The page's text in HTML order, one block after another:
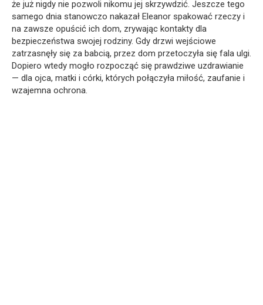
że już nigdy nie pozwoli nikomu jej skrzywdzić. Jeszcze tego
samego dnia stanowczo nakazał Eleanor spakować rzeczy i
na zawsze opuścić ich dom, zrywając kontakty dla
bezpieczeństwa swojej rodziny. Gdy drzwi wejściowe
zatrzasnęły się za babcią, przez dom przetoczyła się fala ulgi.
Dopiero wtedy mogło rozpocząć się prawdziwe uzdrawianie
— dla ojca, matki i córki, których połączyła miłość, zaufanie i
wzajemna ochrona.